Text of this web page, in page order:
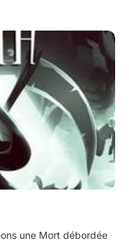
une Mort débordée